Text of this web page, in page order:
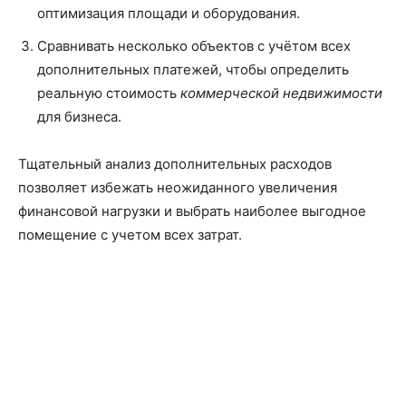
оптимизация площади и оборудования.
Сравнивать несколько объектов с учётом всех
дополнительных платежей, чтобы определить
реальную стоимость коммерческой недвижимости
для бизнеса.
Тщательный анализ дополнительных расходов
позволяет избежать неожиданного увеличения
финансовой нагрузки и выбрать наиболее выгодное
помещение с учетом всех затрат.